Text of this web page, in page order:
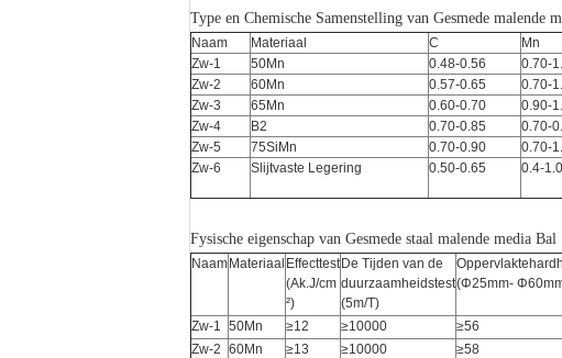
Type en Chemische Samenstelling van Gesmede malende
Naam Materiaal C Mn
Zw-1
50Mn 0.48-0.56 0.70-
Zw-2
60Mn 0.57-0.65 0.70-
Zw-3
65Mn 0.60-0.70 0.90-
Zw-4
B2 0.70-0.85 0.70-
Zw-5
75SiMn 0.70-0.90 0.70-
Zw-6
Slijtvaste Legering 0.50-0.65 0.4-1.0
Fysische eigenschap van Gesmede staal malende media Bal
Naam Materiaal Effecttest
(Ak.J/cm
²)
De Tijden van de
duurzaamheidstest
(5m/T)
(Φ25mm-
Zw-1 50Mn ≥12 ≥10000 ≥56
Zw-2 60Mn ≥13 ≥10000 ≥58